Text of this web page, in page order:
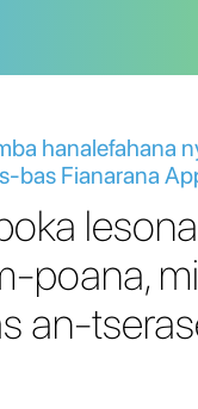
hanalefahana
bas Fianarana
lesona
poana,
an-